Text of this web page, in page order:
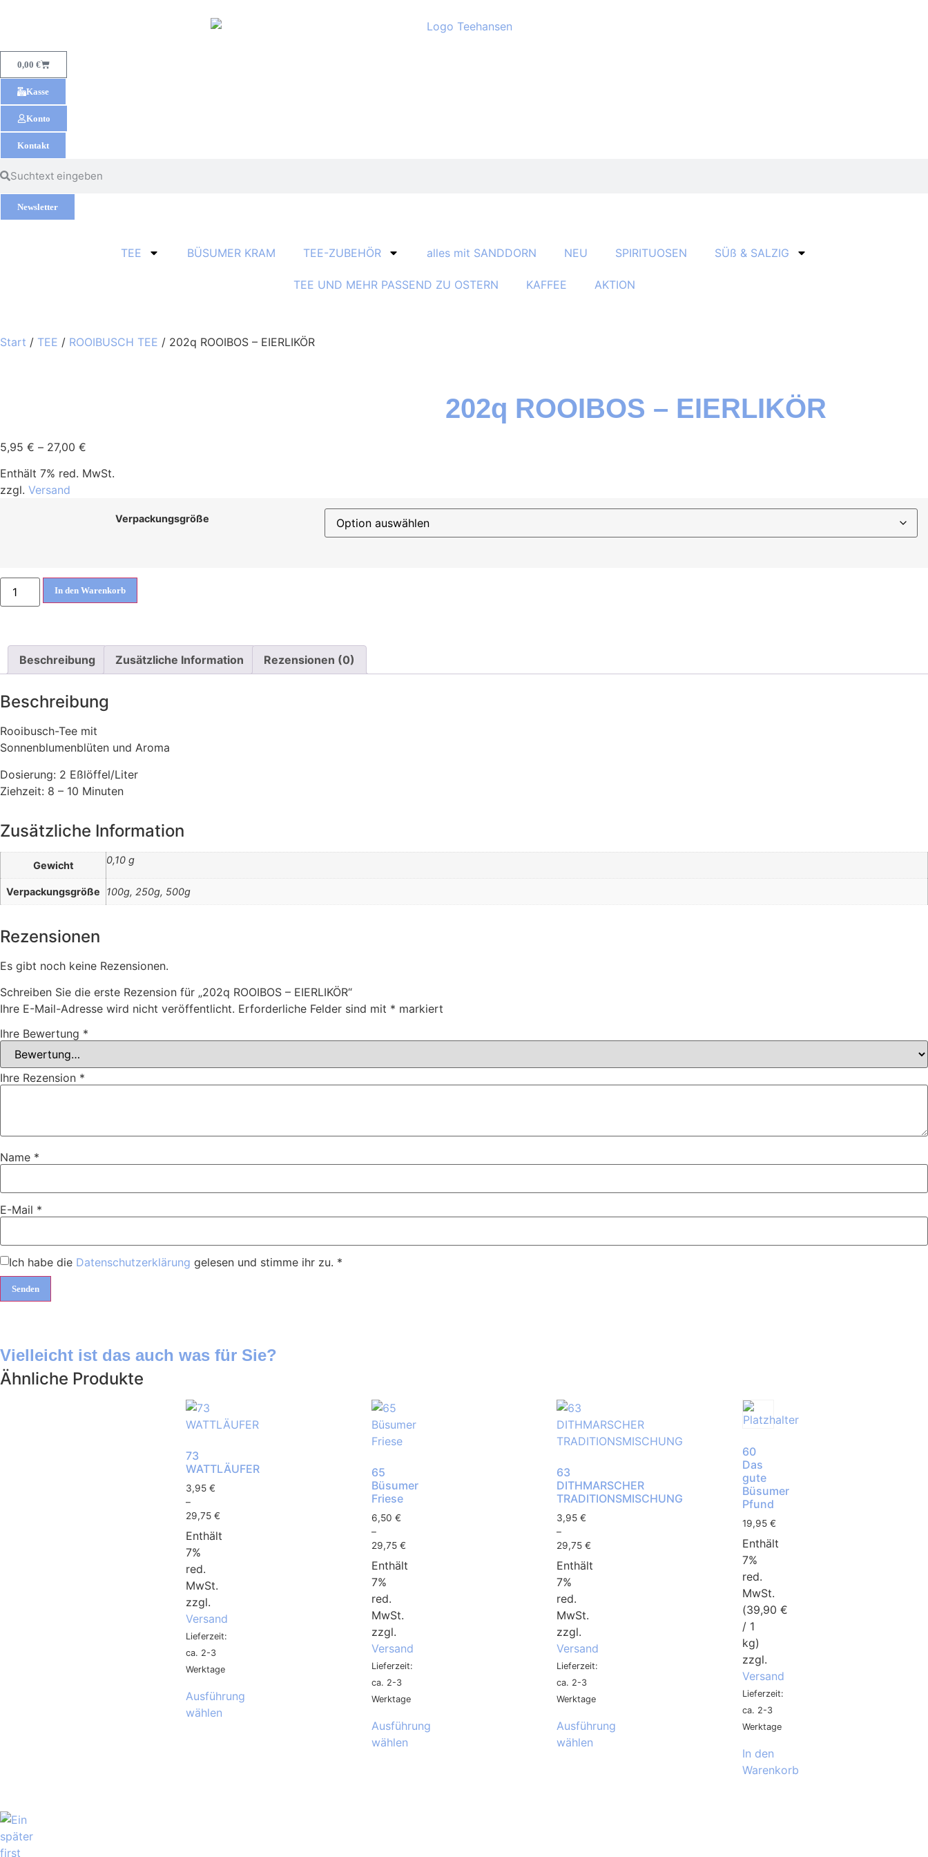
0,00 €
Kasse
Konto
Kontakt
Newsletter
TEE BÜSUMER KRAM TEE-ZUBEHÖR alles mit SANDDORN NEU SPIRITUOSEN SÜß & SALZIG
TEE UND MEHR PASSEND ZU OSTERN KAFFEE AKTION
Start / TEE / ROOIBUSCH TEE / 202q ROOIBOS – EIERLIKÖR
202q ROOIBOS – EIERLIKÖR
5,95 € – 27,00 €
Enthält 7% red. MwSt.
zzgl. Versand
Verpackungsgröße
In den Warenkorb
Beschreibung Zusätzliche Information Rezensionen (0)
Beschreibung
Rooibusch-Tee mit
Sonnenblumenblüten und Aroma
Dosierung: 2 Eßlöffel/Liter
Ziehzeit: 8 – 10 Minuten
Zusätzliche Information
Gewicht 0,10 g
Verpackungsgröße 100g, 250g, 500g
Rezensionen
Es gibt noch keine Rezensionen.
Schreiben Sie die erste Rezension für „202q ROOIBOS – EIERLIKÖR“
Ihre E-Mail-Adresse wird nicht veröffentlicht. Erforderliche Felder sind mit * markiert
Ihre Bewertung *
Ihre Rezension *
Name *
E-Mail *
Ich habe die Datenschutzerklärung gelesen und stimme ihr zu. *
Vielleicht ist das auch was für Sie?
Ähnliche Produkte
73
WATTLÄUFER
3,95 €
–
29,75 €
Enthält
7%
red.
MwSt.
zzgl.
Versand
Lieferzeit:
ca. 2-3
Werktage
Ausführung
wählen
65
Büsumer
Friese
6,50 €
–
29,75 €
Enthält
7%
red.
MwSt.
zzgl.
Versand
Lieferzeit:
ca. 2-3
Werktage
Ausführung
wählen
63
DITHMARSCHER
TRADITIONSMISCHUNG
3,95€
–
29,75€
Enthält
7%
red.
MwSt.
zzgl.
Versand
Lieferzeit:
ca. 2-3
Werktage
Ausführung
wählen
60
Das
gute
Büsumer
Pfund
19,95€
Enthält
7%
red.
MwSt.
(39,90€
/ 1
kg)
zzgl.
Versand
Lieferzeit:
ca. 2-3
Werktage
In den
Warenkorb